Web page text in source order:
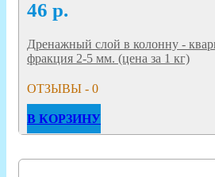
46 р.
Дренажный слой в колонну -
фракция 2-5 мм. (цена за 1 кг)
ОТЗЫВЫ - 0
В КОРЗИНУ